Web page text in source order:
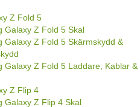
Z Fold 5
Galaxy Z Fold 5 Skal
Galaxy Z Fold 5 Skärmskydd &
Galaxy Z Fold 5 Laddare, Kablar &
Z Flip 4
Galaxy Z Flip 4 Skal